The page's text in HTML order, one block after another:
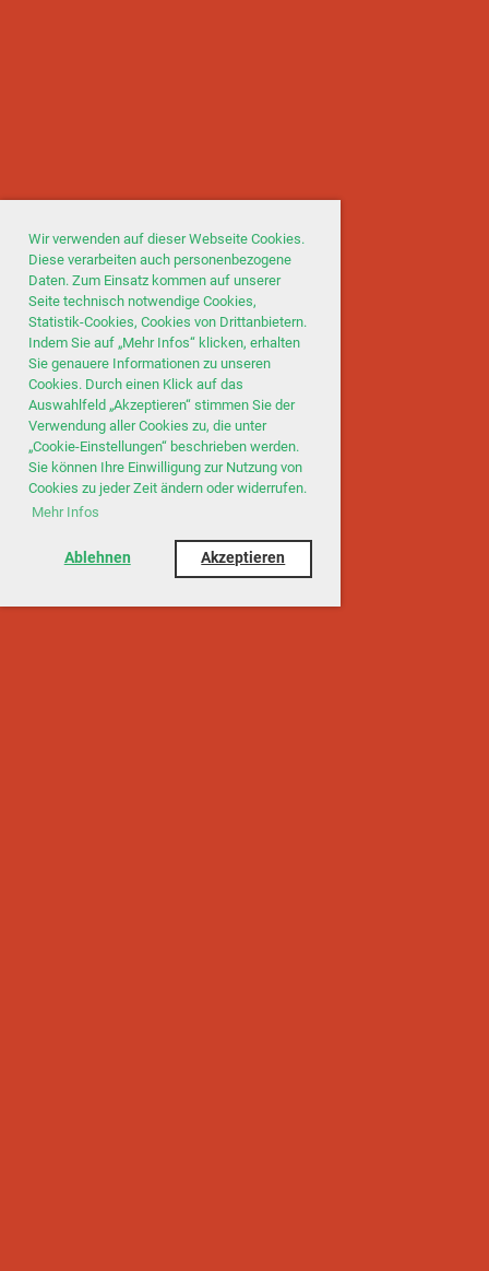
Wir verwenden auf dieser Webseite Cookies.
Diese verarbeiten auch personenbezogene
Daten. Zum Einsatz kommen auf unserer
Seite technisch notwendige Cookies,
Statistik-Cookies, Cookies von Drittanbietern.
Indem Sie auf „Mehr Infos“ klicken, erhalten
Sie genauere Informationen zu unseren
Cookies. Durch einen Klick auf das
Auswahlfeld „Akzeptieren“ stimmen Sie der
Verwendung aller Cookies zu, die unter
„Cookie-Einstellungen“ beschrieben werden.
Sie können Ihre Einwilligung zur Nutzung von
Cookies zu jeder Zeit ändern oder widerrufen.
Mehr Infos
Ablehnen Akzeptieren